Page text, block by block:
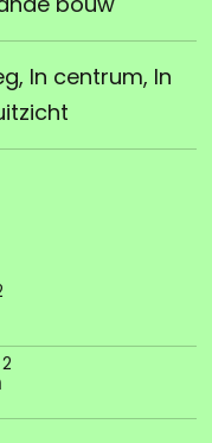
In centrum, In
2